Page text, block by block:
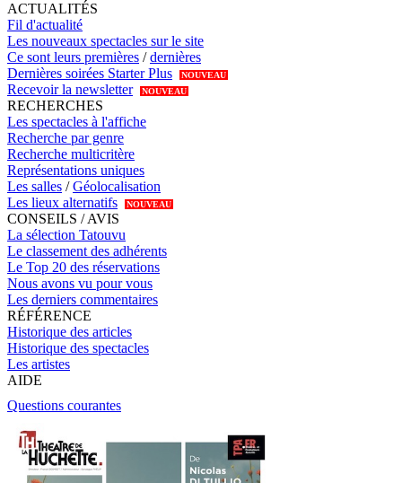
ACTUALITÉS
Fil d'actualité
Les nouveaux spectacles sur le site
Ce sont leurs premières /dernières
Dernières soirées Starter Plus
NOUVEAU
Recevoir la newsletter NOUVEAU
RECHERCHES
Les spectacles à l'affiche
Recherche par genre
Recherche multicritère
Représentations uniques
Les salles /Géolocalisation
Les lieux alternatifs
NOUVEAU
CONSEILS / AVIS
La sélection Tatouvu
Le classement des adhérents
Le Top 20 des réservations
Nous avons vu pour vous
Les derniers commentaires
RÉFÉRENCE
Historique des articles
Historique des spectacles
Les artistes
AIDE
Questions courantes